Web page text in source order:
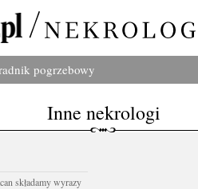
pogrzebowy
Inne nekrologi
składamy wyrazy